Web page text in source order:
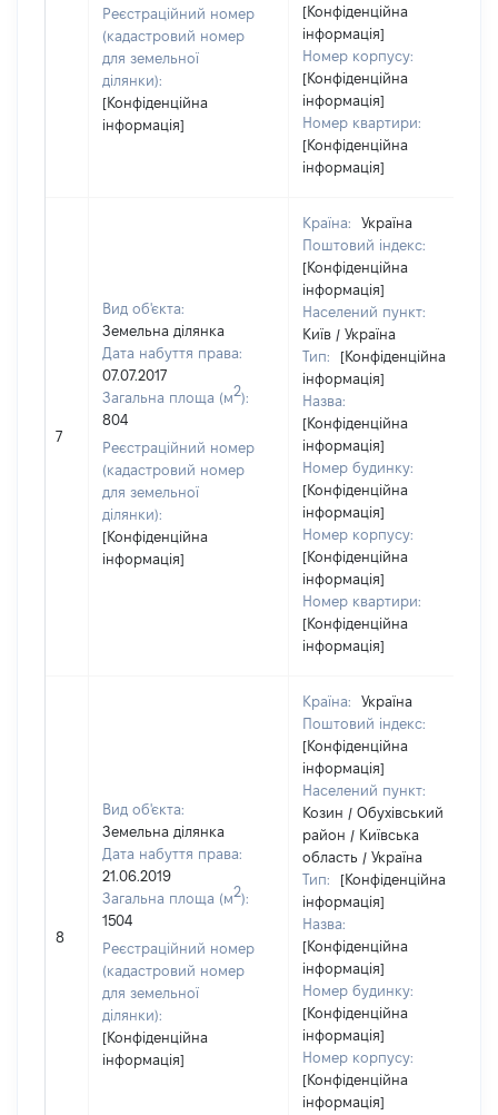
Реєстраційний номер
(кадастровий номер
для земельної
ділянки):
[Конфіденційна
інформація]
[Конфіденційна
інформація]
Номер корпусу:
[Конфіденційна
інформація]
Номер квартири:
[Конфіденційна
інформація]
7
Вид об'єкта:
Земельна ділянка
Дата набуття права:
07.07.2017
Загальна площа (м2):
804
Реєстраційний номер
(кадастровий номер
для земельної
ділянки):
[Конфіденційна
інформація]
Країна:
Україна
Поштовий індекс:
[Конфіденційна
інформація]
Населений пункт:
Київ / Україна
Тип:
[Конфіденційна
інформація]
Назва:
[Конфіденційна
інформація]
Номер будинку:
[Конфіденційна
інформація]
Номер корпусу:
[Конфіденційна
інформація]
Номер квартири:
[Конфіденційна
інформація]
8
Вид об'єкта:
Земельна ділянка
Дата набуття права:
21.06.2019
Загальна площа (м2):
1504
Реєстраційний номер
(кадастровий номер
для земельної
ділянки):
[Конфіденційна
інформація]
Країна:
Україна
Поштовий індекс:
[Конфіденційна
інформація]
Населений пункт:
Козин / Обухівський
район / Київська
область / Україна
Тип:
[Конфіденційна
інформація]
Назва:
[Конфіденційна
інформація]
Номер будинку:
[Конфіденційна
інформація]
Номер корпусу:
[Конфіденційна
інформація]